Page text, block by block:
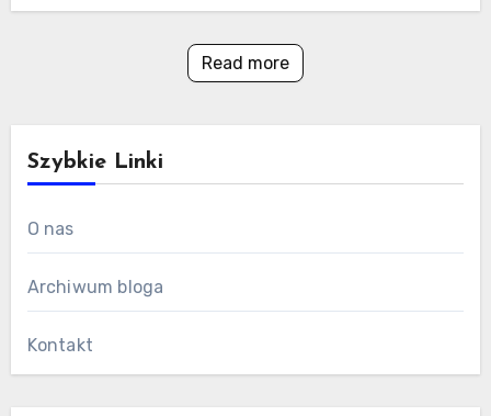
Read more
Szybkie Linki
O nas
Archiwum bloga
Kontakt